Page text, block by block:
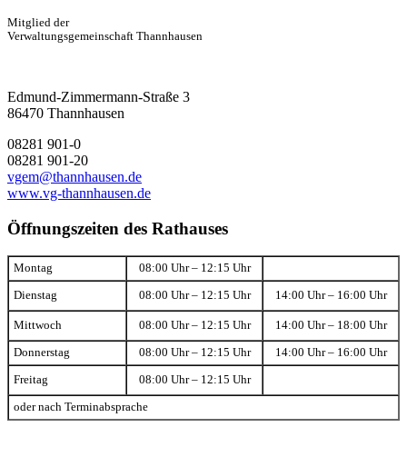
Mitglied der
Verwaltungsgemeinschaft Thannhausen
Edmund-Zimmermann-Straße 3
86470 Thannhausen
08281 901-0
08281 901-20
vgem@thannhausen.de
www.vg-thannhausen.de
Öffnungszeiten des Rathauses
Montag 08:00 Uhr – 12:15 Uhr
Dienstag 08:00 Uhr – 12:15 Uhr 14:00 Uhr – 16:00 Uhr
Mittwoch 08:00 Uhr – 12:15 Uhr 14:00 Uhr – 18:00 Uhr
Donnerstag 08:00 Uhr – 12:15 Uhr 14:00 Uhr – 16:00 Uhr
Freitag 08:00 Uhr – 12:15 Uhr
oder nach Terminabsprache